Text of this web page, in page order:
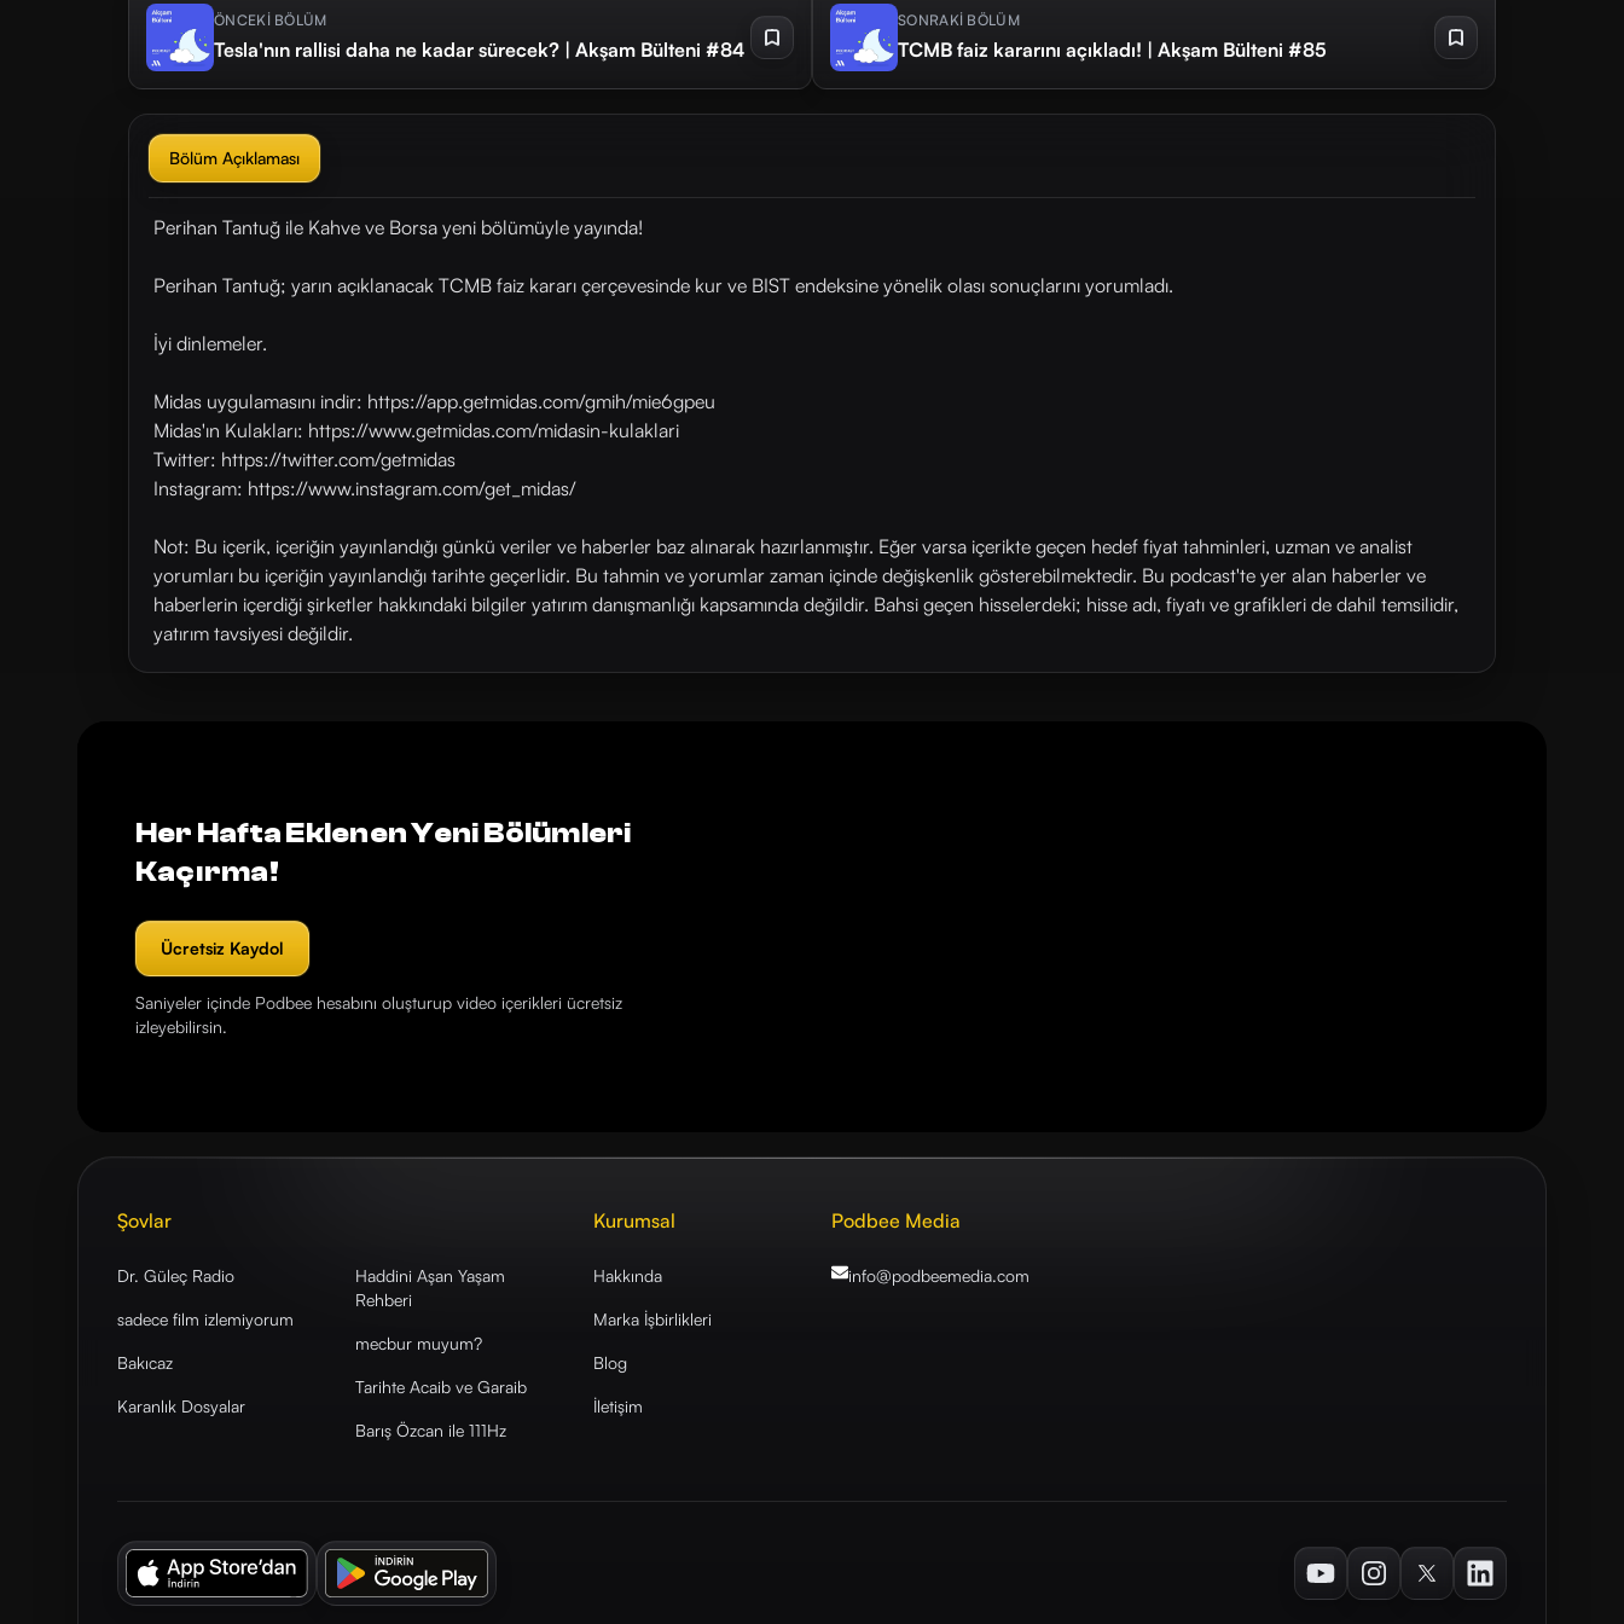
ÖNCEKİ BÖLÜM
Tesla'nın rallisi daha ne kadar sürecek? | Akşam Bülteni #84
SONRAKİ BÖLÜM
TCMB faiz kararını açıkladı! | Akşam Bülteni #85
Bölüm Açıklaması
Perihan Tantuğ ile Kahve ve Borsa yeni bölümüyle yayında!
Perihan Tantuğ; yarın açıklanacak TCMB faiz kararı çerçevesinde kur ve BIST endeksine yönelik olası sonuçlarını yorumladı.
İyi dinlemeler.
Midas uygulamasını indir: https://app.getmidas.com/gmih/mie6gpeu
Midas'ın Kulakları: https://www.getmidas.com/midasin-kulaklari
Twitter: https://twitter.com/getmidas
Instagram: https://www.instagram.com/get_midas/
Not: Bu içerik, içeriğin yayınlandığı günkü veriler ve haberler baz alınarak hazırlanmıştır. Eğer varsa içerikte geçen hedef fiyat tahminleri, uzman ve analist
yorumları bu içeriğin yayınlandığı tarihte geçerlidir. Bu tahmin ve yorumlar zaman içinde değişkenlik gösterebilmektedir. Bu podcast'te yer alan haberler ve
haberlerin içerdiği şirketler hakkındaki bilgiler yatırım danışmanlığı kapsamında değildir. Bahsi geçen hisselerdeki; hisse adı, fiyatı ve grafikleri de dahil temsilidir,
yatırım tavsiyesi değildir.
Her Hafta Eklenen Yeni Bölümleri
Kaçırma!
Ücretsiz Kaydol
Saniyeler içinde Podbee hesabını oluşturup video içerikleri ücretsiz
izleyebilirsin.
Şovlar
Dr. Güleç Radio
sadece film izlemiyorum
Bakıcaz
Karanlık Dosyalar
Haddini Aşan Yaşam
Rehberi
mecbur muyum?
Tarihte Acaib ve Garaib
Barış Özcan ile 111Hz
Kurumsal
Hakkında
Marka İşbirlikleri
Blog
İletişim
Podbee Media
info@podbeemedia.com
YoutubeInstagramTwitterLinkedIn